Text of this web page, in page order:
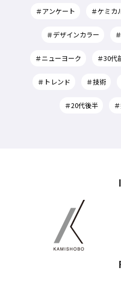
＃アンケート ＃ケミカ
＃デザインカラー
＃ニューヨーク ＃30代
＃トレンド ＃技術
＃20代後半